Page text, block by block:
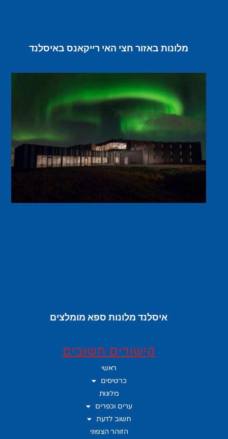
מלונות באזור חצי האי רייקאנס באיסלנד
איסלנד מלונות ספא מומלצים
קישורים חשובים
ראשי
כרטיסים
מלונות
ערים וכפרים
חשוב לדעת
הזוהר הצפוני